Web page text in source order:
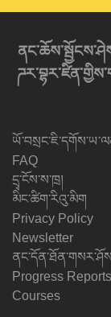
FAQ
དྲྭ་ངོས་ས་ཁྲ།
མིང་ཚིག་རིའུ་མིག
Privacy Policy
Newsletter
Progress Reports
Courses